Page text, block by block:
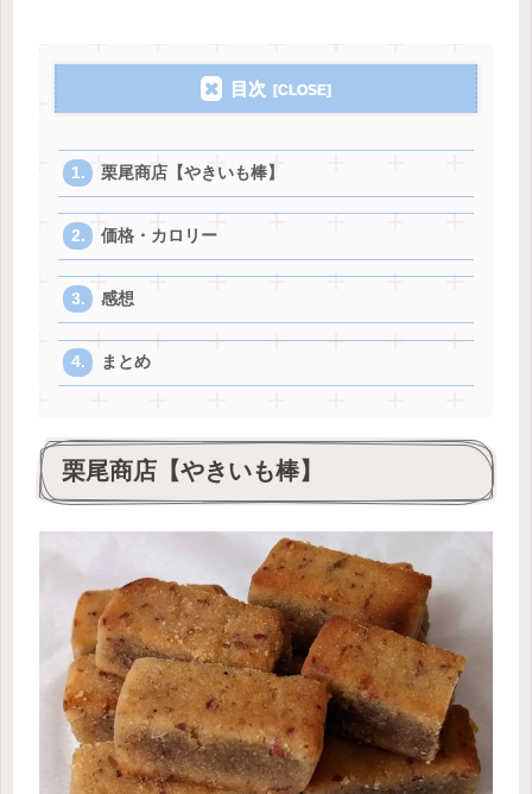
目次
栗尾商店【やきいも棒】
価格・カロリー
感想
まとめ
栗尾商店【やきいも棒】